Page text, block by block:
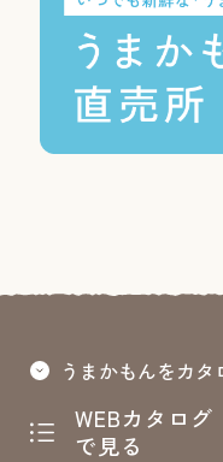
うまかもんをカタ
WEBカタログ
で見る